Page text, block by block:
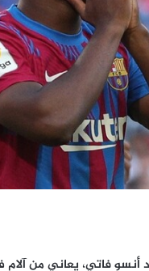
أنسو فاتي، يعاني من